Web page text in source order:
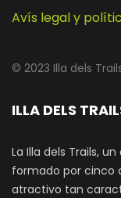
Avís legal y
© 2023 Illa dels
ILLA DELS
La Illa dels Trails,
formado por cinco
atractivo tan